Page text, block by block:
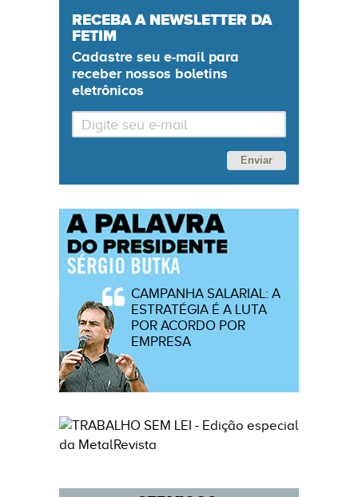
RECEBA A NEWSLETTER DA
FETIM
Cadastre seu e-mailpara
receber nossos boletins
eletrônicos
Enviar
CAMPANHA SALARIAL: A
ESTRATÉGIA É A LUTA
POR ACORDO POR
EMPRESA